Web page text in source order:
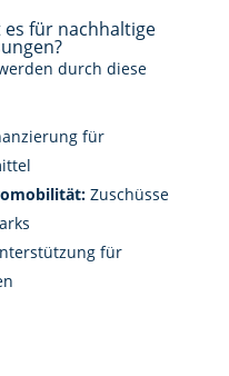
es für nachhaltige
durch diese
für
Zuschüsse
für